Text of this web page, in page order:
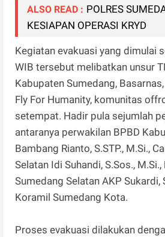
ALSO READ : POLRES
KESIAPAN OPERASI KRYD
Kegiatan evakuasi yang dimulai
WIB tersebut melibatkan unsur
Kabupaten Sumedang,
Fly For Humanity, komunitas
setempat. Hadir pula sejumlah
antaranya perwakilan BPBD
Bambang Rianto, S.STP., M.Si.,
Selatan Idi Suhandi, S.Sos.,
Sumedang Selatan AKP Sukardi,
Koramil Sumedang Kota.
Proses evakuasi dilakukan